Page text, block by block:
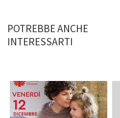
POTREBBE ANCHE
INTERESSARTI